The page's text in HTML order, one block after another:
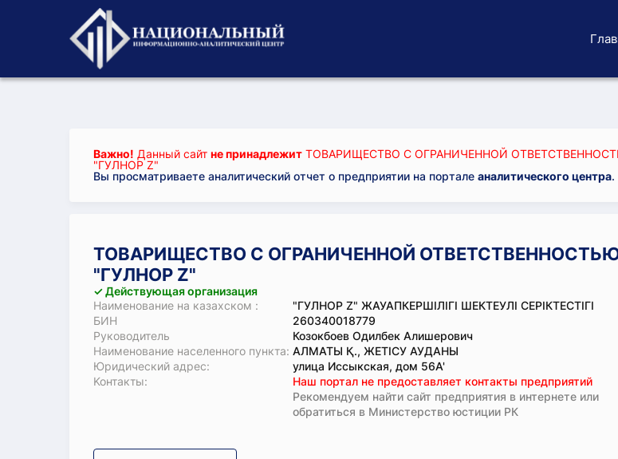
Важно! Данный сайт не принадлежит ТОВАРИЩЕСТВО С ОГРАНИЧЕННОЙ
"ГУЛНОР Z"
Вы просматриваете аналитический отчет о предприятии на портале аналитического центра.
ТОВАРИЩЕСТВО С ОГРАНИЧЕННОЙ
"ГУЛНОР Z"
✓ Действующая организация
Наименование на казахском :
"ГУЛНОР Z" ЖАУАПКЕРШІЛІГІ ШЕКТЕУЛІ СЕРІКТЕСТІГІ
БИН
260340018779
Руководитель
Козокбоев Одилбек Алишерович
Наименование населенного пункта: АЛМАТЫ Қ., ЖЕТІСУ АУДАНЫ
Юридический адрес:
улица Иссыкская, дом 56А'
Koнтaкты:
Наш портал не предоставляет контакты предприятий
Рекомендуем найти сайт предприятия в интернете или
обратиться в Министерство юстиции РК